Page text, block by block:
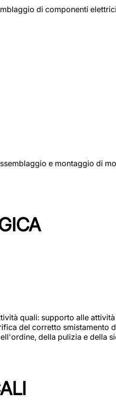
di componenti
e montaggio di
quali: supporto alle
del corretto smistamento
della pulizia e della